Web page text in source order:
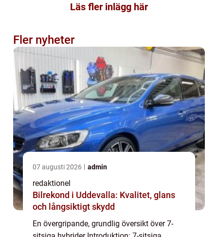
Läs fler inlägg här
Fler nyheter
07 augusti 2026 admin
redaktionel
Bilrekond i Uddevalla: Kvalitet, glans
och långsiktigt skydd
En övergripande, grundlig översikt över 7-